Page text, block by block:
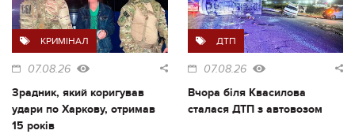
КРИМІНАЛ
07.08.26
Зрадник, який коригував
удари по Харкову, отримав
15 років
ДТП
07.08.26
Вчора біля Квасилова
сталася ДТП з автовозом